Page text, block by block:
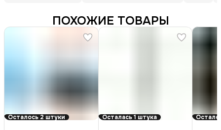
ПОХОЖИЕ ТОВАРЫ
Осталось 2 штуки Осталась 1 штука